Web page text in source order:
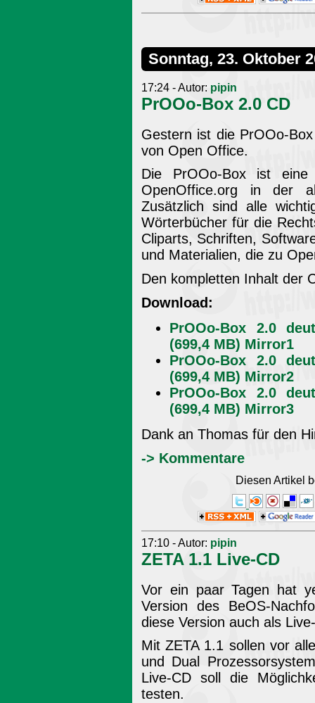
Sonntag, 23. Oktober
17:24 - Autor: pipin
PrOOo-Box 2.0 CD
Gestern ist die PrOOo-
von Open Office.
Die PrOOo-Box ist
OpenOffice.org in der
Zusätzlich sind alle
Wörterbücher für die
Cliparts, Schriften,
und Materialien, die zu
Den kompletten Inhalt der
Download:
PrOOo-Box 2.0
(699,4 MB) Mirror1
PrOOo-Box 2.0
(699,4 MB) Mirror2
PrOOo-Box 2.0
(699,4 MB) Mirror3
Dank an Thomas für den
-> Kommentare
Diesen Artikel
17:10 - Autor: pipin
ZETA 1.1 Live-CD
Vor ein paar Tagen hat
Version des BeOS-
diese Version auch als
Mit ZETA 1.1 sollen vor
und Dual
Live-CD soll die
testen.